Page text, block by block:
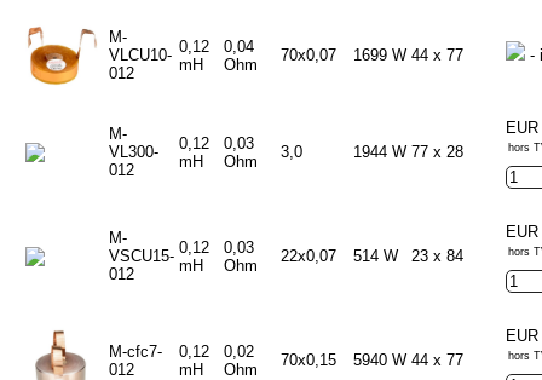
M-
VLCU10-
012
0,12
mH
0,04
Ohm
70x0,07 1699 W 44 x 77 -
M-
VL300-
012
0,12
mH
0,03
Ohm
3,0 1944 W 77 x 28 hors
M-
VSCU15-
012
0,12
mH
0,03
Ohm
22x0,07 514 W 23 x 84 hors
M-cfc7-
012
0,12
mH
0,02
Ohm
70x0,15 5940 W 44 x 77 hors